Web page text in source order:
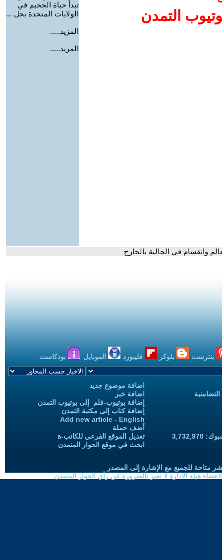
التمدن
تبدأ حياة الجحيم في
الولايات المتحدة بحل ...
المزيد.....
المزيد.....
وانقسام في الجالية بالخارج
بنترست بلوكر فليبورد الموبايل بودكاست
اضافة موضوع جديد
اضافة خبر
إضافة يوتيوب-فلم إلى يوتيوب التمدن
إضافة كتاب إلى مكتبة التمدن
Add new article - English
أضف حملة
تعديل الموقع الفرعي للكاتب-ة
ابحث في موقع الحوار المتمدن
متاحة للجميع مع الإشارة إلى المصدر
هيئة الادارة لا تعبر بالضرورة عن رأي الحوار المتمدن